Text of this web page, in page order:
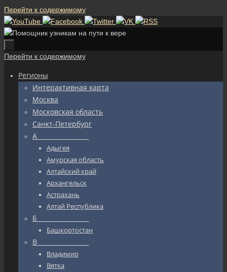
Перейти к содержимому
Перейти к содержимому
Регионы
Интерактивная карта
Москва
Московская область
Санкт-Петербург
А_________________
Адыгея
Амурская область
Алтайский край
Архангельск
Астрахань
Алтай Республика
Б_________________
Башкортостан
В_________________
Владимир
Вятка